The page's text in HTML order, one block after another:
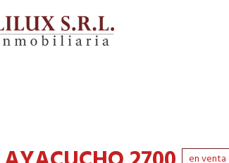
en venta